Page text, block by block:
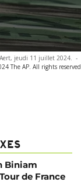
jeudi 11 juillet 2024. -
The AP. All rights reserved
Biniam
de France